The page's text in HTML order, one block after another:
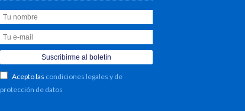
Acepto las condiciones legales y de
protección de datos